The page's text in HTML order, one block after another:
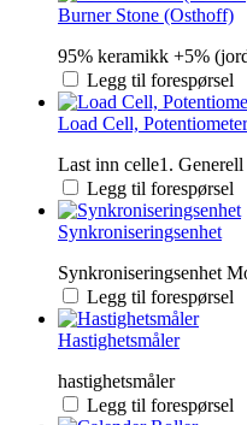
Burner Stone (Osthoff)
95% keramikk +5%
Legg til forespørsel
Load Cell, Potentiometer
Last inn celle1.
Legg til forespørsel
Synkroniseringsenhet
Synkroniseringsenhet
Legg til forespørsel
Hastighetsmåler
hastighetsmåler
Legg til forespørsel